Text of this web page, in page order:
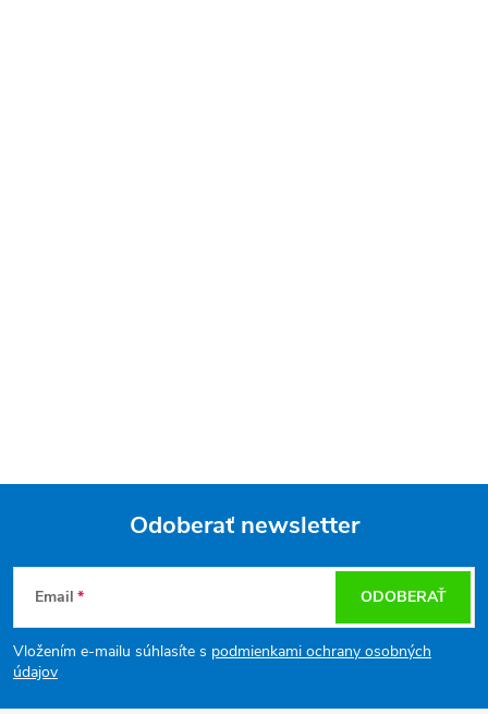
Z
á
p
Odoberať newsletter
Email
Vložením e-mailu súhlasíte s podmienkami ochrany osobných
údajov
ODOBERAŤ